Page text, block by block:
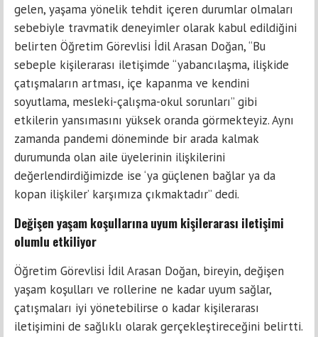
gelen, yaşama yönelik tehdit içeren durumlar olmaları
sebebiyle travmatik deneyimler olarak kabul edildiğini
belirten Öğretim Görevlisi İdil Arasan Doğan, “Bu
sebeple kişilerarası iletişimde “yabancılaşma, ilişkide
çatışmaların artması, içe kapanma ve kendini
soyutlama, mesleki-çalışma-okul sorunları” gibi
etkilerin yansımasını yüksek oranda görmekteyiz. Aynı
zamanda pandemi döneminde bir arada kalmak
durumunda olan aile üyelerinin ilişkilerini
değerlendirdiğimizde ise ‘ya güçlenen bağlar ya da
kopan ilişkiler’ karşımıza çıkmaktadır” dedi.
Değişen yaşam koşullarına uyum kişilerarası iletişimi
olumlu etkiliyor
Öğretim Görevlisi İdil Arasan Doğan, bireyin, değişen
yaşam koşulları ve rollerine ne kadar uyum sağlar,
çatışmaları iyi yönetebilirse o kadar kişilerarası
iletişimini de sağlıklı olarak gerçekleştireceğini belirtti.